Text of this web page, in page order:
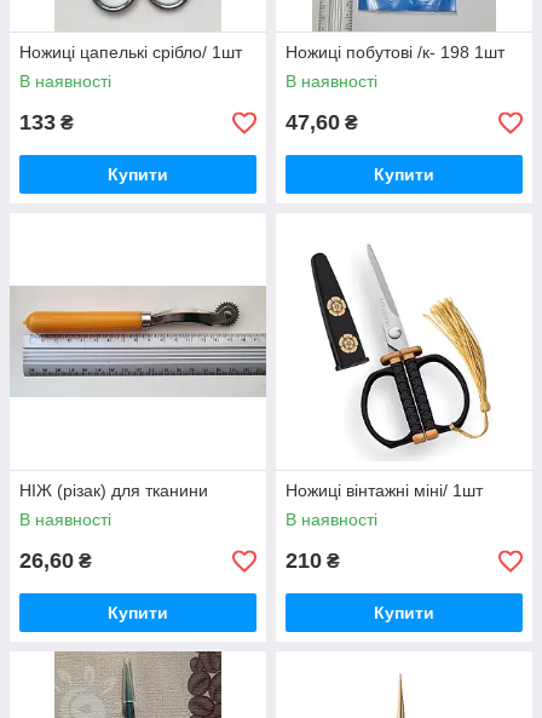
Ножиці цапелькі срібло/ 1шт
В наявності
133 ₴
Купити
Ножиці побутові /к- 198 1шт
В наявності
47,60 ₴
Купити
НІЖ (різак) для тканини
В наявності
26,60 ₴
Купити
Ножиці вінтажні міні/ 1шт
В наявності
210 ₴
Купити